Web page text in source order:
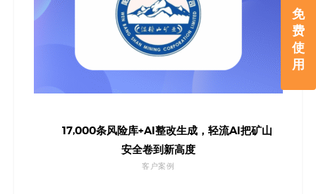
免
费
使
用
17,000条风险库+AI整改生成，轻流AI把矿山
安全卷到新高度
客户案例